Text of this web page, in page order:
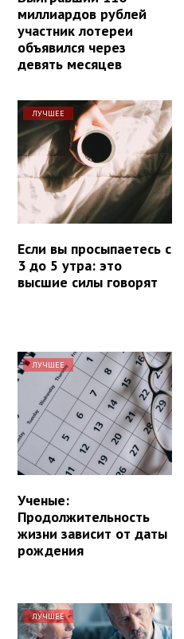
миллиардов рублей
участник лотереи
объявился через
девять месяцев
ЛУЧШЕЕ
Если вы просыпаетесь с
3 до 5 утра: это
высшие силы говорят
ЛУЧШЕЕ
Ученые:
Продолжительность
жизни зависит от даты
рождения
ЛУЧШЕЕ